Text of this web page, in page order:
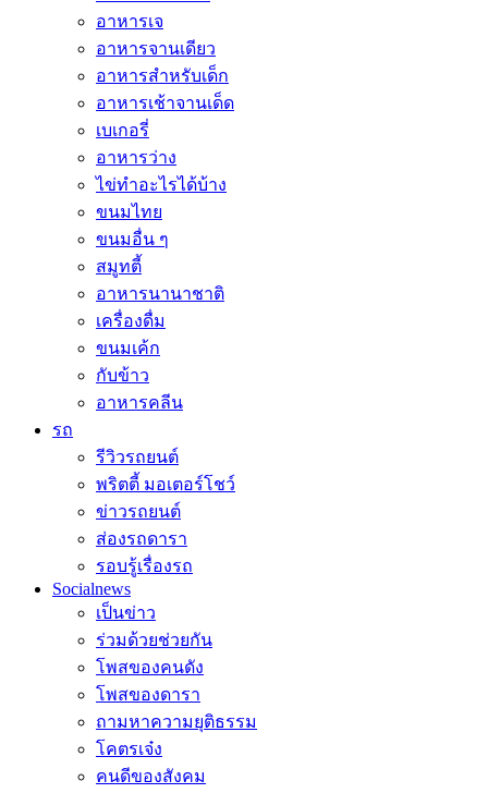
อาหารเจ
อาหารจานเดียว
อาหารสำหรับเด็ก
อาหารเช้าจานเด็ด
เบเกอรี่
อาหารว่าง
ไข่ทำอะไรได้บ้าง
ขนมไทย
ขนมอื่น ๆ
สมูทตี้
อาหารนานาชาติ
เครื่องดื่ม
ขนมเค้ก
กับข้าว
อาหารคลีน
รถ
รีวิวรถยนต์
พริตตี้ มอเตอร์โชว์
ข่าวรถยนต์
ส่องรถดารา
รอบรู้เรื่องรถ
Socialnews
เป็นข่าว
ร่วมด้วยช่วยกัน
โพสของคนดัง
โพสของดารา
ถามหาความยุติธรรม
โคตรเจ๋ง
คนดีของสังคม